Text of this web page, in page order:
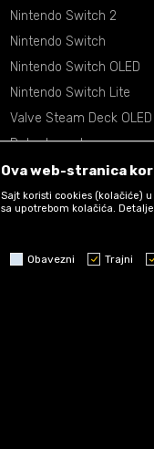
Nintendo Switch 2
Nintendo Switch
Nintendo Switch OLED
Nintendo Switch Lite
Valve Steam Deck OLED
Retro konzole
VR Naočare
Ova web-stranica
Sajt koristi cookies (kolačiće)
sa upotrebom kolačića.
Obavezni Trajni